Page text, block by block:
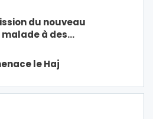
du nouveau
malade à des…
le Haj